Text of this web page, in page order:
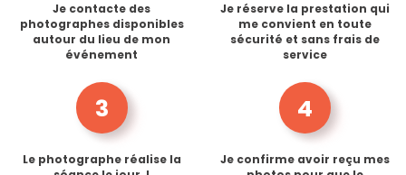
Je contacte des
photographes disponibles
autour du lieu de mon
événement
Je réserve la prestation qui
me convient en toute
sécurité et sans frais de
service
3
Le photographe réalise la
4
Je confirme avoir reçu mes